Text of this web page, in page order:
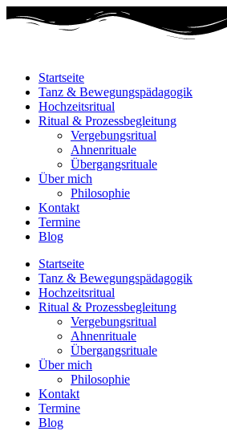
Startseite
Tanz & Bewegungspädagogik
Hochzeitsritual
Ritual & Prozessbegleitung
Vergebungsritual
Ahnenrituale
Übergangsrituale
Über mich
Philosophie
Kontakt
Termine
Blog
Startseite
Tanz & Bewegungspädagogik
Hochzeitsritual
Ritual & Prozessbegleitung
Vergebungsritual
Ahnenrituale
Übergangsrituale
Über mich
Philosophie
Kontakt
Termine
Blog